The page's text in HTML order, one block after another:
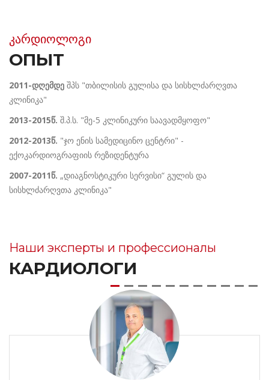
კარდიოლოგი
ОПЫТ
2011-დღემდე შპს "თბილისის გულისა და სისხლძარღვთა
კლინიკა"
2013-2015წ. შ.პ.ს. "მე-5 კლინიკური საავადმყოფო"
2012-2013წ. "ჯო ენის სამედიცინო ცენტრი" -
ექოკარდიოგრაფიის რეზიდენტურა
2007-2011წ. „დიაგნოსტიკური სერვისი“ გულის და
სისხლძარღვთა კლინიკა"
Наши эксперты и профессионалы
КАРДИОЛОГИ